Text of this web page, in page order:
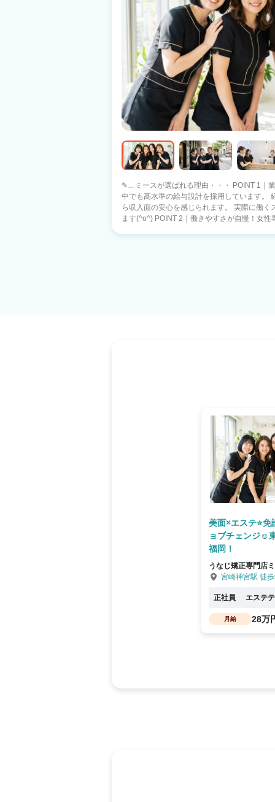
✎﹏ミースが選ばれる理由・・・ POINT 1｜
中でも高水準の給与設計を採用しています。
ら収入面の安心を感じられます。 実際に働くスタッフから、そんな声が上がっており
ます(^o^) POINT 2｜働きやすさが自慢！女性専用サロンで安心の職場環境 当店は女性
美面×エステ⭐免
ョブチェンジ☺
福岡！
うなじ矯正専門店
宮崎神宮駅 徒
正社員 エステ
月給 28万